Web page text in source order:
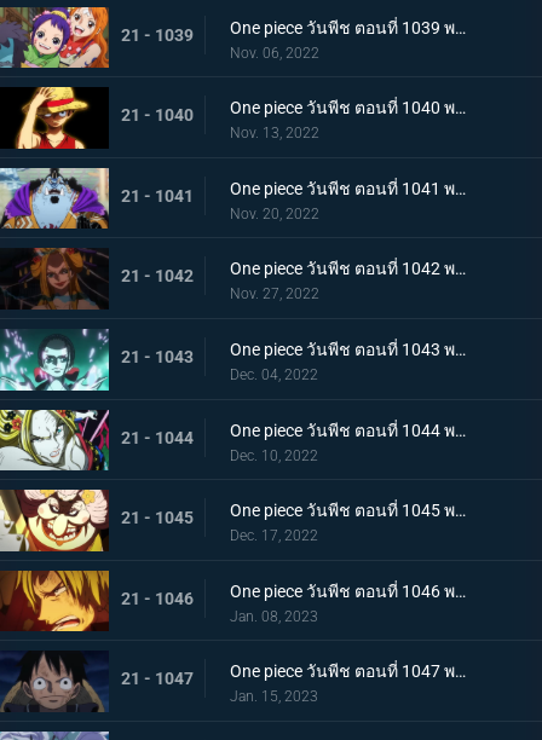
21 - 1039 One piece วันพีช ตอนที่ 1039 พากย์ไทย พวกพ้องเพิ่มพรวด กลุ่มหมวกฟางโต้กลับ
Nov. 06, 2022
21 - 1040 One piece วันพีช ตอนที่ 1040 พากย์ไทย ความภาคภูมิใจของนายท้าย จินเบเดือดจัด!
Nov. 13, 2022
21 - 1041 One piece วันพีช ตอนที่ 1041 พากย์ไทย ยอดศึกตัดสินสัตว์ประหลาด! ยามาโตะกับแฟรงกี้
Nov. 20, 2022
21 - 1042 One piece วันพีช ตอนที่ 1042 พากย์ไทย กับดักของผู้ล่า การยั่วยวนของแบล็คมาเรีย
Nov. 27, 2022
21 - 1043 One piece วันพีช ตอนที่ 1043 พากย์ไทย สะบั้นฝันร้าย บรู๊คดึงดาบน้ำแข็งออกจากฝัก
Dec. 04, 2022
21 - 1044 One piece วันพีช ตอนที่ 1044 พากย์ไทย คลัตช์ โรบินสวมอวตารปีศาจ
Dec. 10, 2022
21 - 1045 One piece วันพีช ตอนที่ 1045 พากย์ไทย คำสาป ภัยร้ายคืบคลานหาคิดกับโซโล
Dec. 17, 2022
21 - 1046 One piece วันพีช ตอนที่ 1046 พากย์ไทย เดิมพันใหญ่จะหัวหรือก้อย ปีกคู่ออกโรง
Jan. 08, 2023
21 - 1047 One piece วันพีช ตอนที่ 1047 พากย์ไทย จงปีนขึ้นไปสู้รุ่งอรุณ! มังกรสีชมพูอาละวาด
Jan. 15, 2023